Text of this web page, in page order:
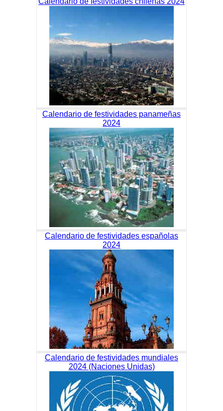
Calendario de festividades panameñas
2024
Calendario de festividades españolas
2024
Calendario de festividades mundiales
2024 (Naciones Unidas)